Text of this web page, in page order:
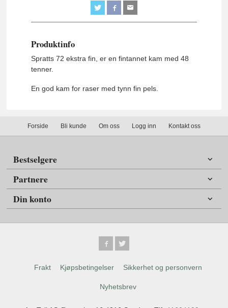
Produktinfo
Spratts 72 ekstra fin, er en fintannet kam med 48
tenner.
En god kam for raser med tynn fin pels.
Forside Bli kunde Om oss Logg inn Kontakt oss
Bestselgere
Partnere
Din konto
Frakt Kjøpsbetingelser Sikkerhet og personvern
Nyhetsbrev